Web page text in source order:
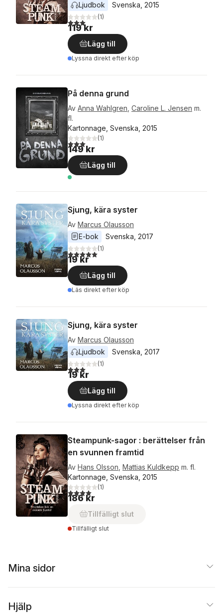
Ljudbok
Svenska 2015
3,0utav 5 stjärnor. Totalt antal röster:
(1)
119 kr
Lägg till
Lyssna direkt efter köp
På denna grund
Av Anna Wahlgren Caroline L. Jensen m.
fl.
Kartonnage, Svenska, 2015
3,0utav 5 stjärnor. Totalt antal röster:
(1)
149 kr
Lägg till
Sjung, kära syster
Av Marcus Olausson
E-bok
Svenska 2017
5,0utav 5 stjärnor. Totalt antal röster:
(1)
19 kr
Lägg till
Läs direkt efter köp
Sjung, kära syster
Av Marcus Olausson
Ljudbok
Svenska 2017
3,0utav 5 stjärnor. Totalt antal röster:
(1)
19 kr
Lägg till
Lyssna direkt efter köp
Steampunk-sagor : berättelser från
en svunnen framtid
Av Hans Olsson Mattias Kuldkepp m. fl.
Kartonnage, Svenska, 2015
4,0utav 5 stjärnor. Totalt antal röster:
(1)
186 kr
Tillfälligt slut
Tillfälligt slut
Mina sidor
Hjälp